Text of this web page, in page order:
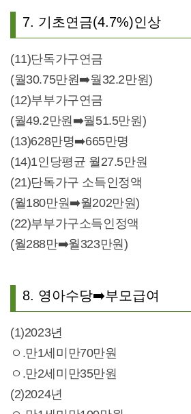
7. 기초연금(4.7%)인상
(11)단독가구연금
(월30.75만원➡️월32.2만원)
(12)부부가구연금
(월49.2만원➡️월51.5만원)
(13)628만명➡️665만명
(14)1인당평균 월27.5만원
(21)단독가구 소득인정액
(월180만원➡️월202만원)
(22)부부가구소득인정액
(월288만➡️월323만원)
8. 영아수당➡️부모급여
(1)2023년
ㅇ.만1세미만70만원
ㅇ.만2세미만35만원
(2)2024년